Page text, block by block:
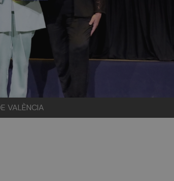
VALÈNCIA